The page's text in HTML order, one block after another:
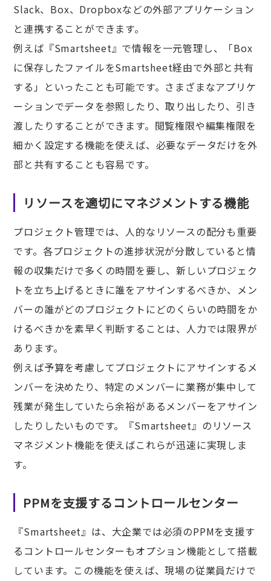
Slack、Box、Dropboxなどの外部アプリケーション
と連携することができます。
例えば『Smartsheet』で情報を一元管理し、「Box
に保存したファイルをSmartsheet経由で外部と共有
する」といったことも可能です。さまざまなアプリケ
ーションでデータを参照したり、取り出したり、引き
渡したりすることができます。閲覧権限や編集権限を
細かく設定する機能を使えば、必要なデータだけを外
部と共有することも容易です。
リソースを適切にマネジメントする機能
プロジェクト管理では、人的なリソースの配分も重要
です。各プロジェクトの進捗状況が分散していると情
報の収集だけで多くの時間を要し、新しいプロジェク
トを立ち上げるときに誰をアサインするべきか、メン
バーの誰がどのプロジェクトにどのくらいの時間をか
けるべきかを素早く判断することは、人力では限界が
あります。
例えば予算を考慮してプロジェクトにアサインするメ
ンバーを決めたり、特定のメンバーに業務が集中して
残業が発生していたら余裕があるメンバーをアサイン
したりしたいものです。『Smartsheet』のリソース
マネジメント機能を使えばこれらが迅速に実現しま
す。
PPMを支援するコントロールセンター
『Smartsheet』は、大企業では必須のPPMを支援す
るコントロールセンターもオプション機能として搭載
しています。この機能を使えば、現場の従業員だけで